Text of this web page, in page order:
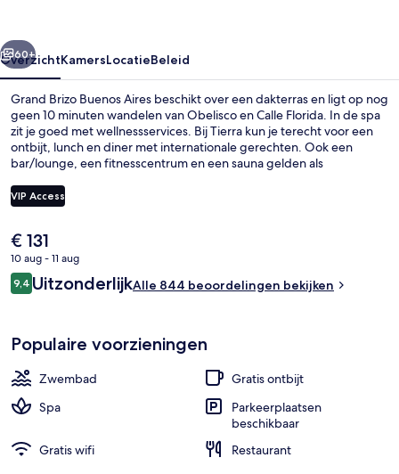
Volgende
60+
OverzichtKamersLocatieBeleid
Grand Brizo Buenos Aires beschikt over een dakterras en ligt op nog
geen 10 minuten wandelen van Obelisco en Calle Florida. In de spa
zit je goed met wellnessservices. Bij Tierra kun je terecht voor een
ontbijt, lunch en diner met internationale gerechten. Ook een
bar/lounge, een fitnesscentrum en een sauna gelden als
vanwege het behulpzame personeel en de locatie. Het openbaar
vervoer vind je op korte loopafstand: het is 4 minuten lopen naar
VIP Access
De
huidige
prijs
is
€ 131
10 aug - 11 aug
Beoordelingen
9,49,4 op 10 –
UitzonderlijkAlle 844 beoordelingen bekijken
Populaire voorzieningen
Zwembad
Gratis ontbijt
Spa
Parkeerplaatsen
beschikbaar
Gratis wifi
Restaurant